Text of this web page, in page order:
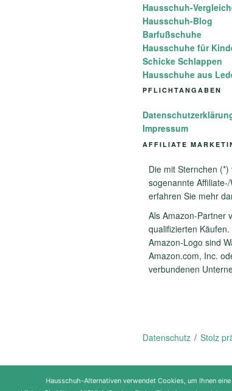
Hausschuh-
Hausschuh-Blog
Barfußschuhe
Hausschuhe für
Schicke Schlappen
Hausschuhe aus
PFLICHTANGABEN
Impressum
AFFILIATE
Die mit Sternchen
sogenannte
erfahren Sie mehr
Als Amazon-Partner
qualifizierten
Amazon-Logo sind
Amazon.com, Inc.
verbundenen
Datenschutz Stolz
Hausschuh-Alternativen verwendet Cookies, um Ihnen